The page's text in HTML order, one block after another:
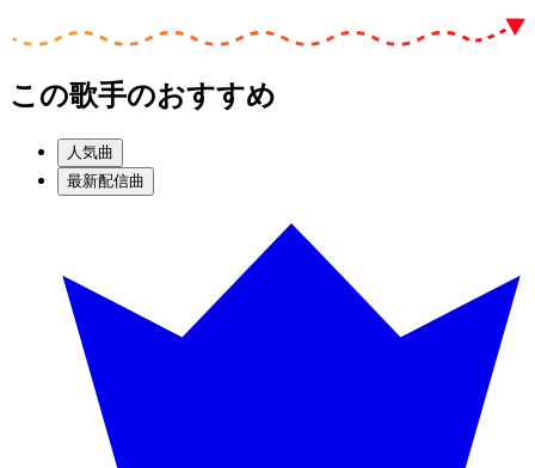
この歌手のおすすめ
人気曲
最新配信曲